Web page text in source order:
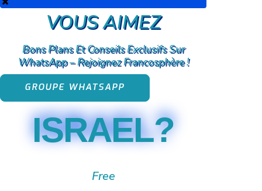
VOUS AIMEZ
Bons Plans Et Conseils Exclusifs Sur
WhatsApp – Rejoignez Francosphère !
GROUPE WHATSAPP
ISRAEL?
Free